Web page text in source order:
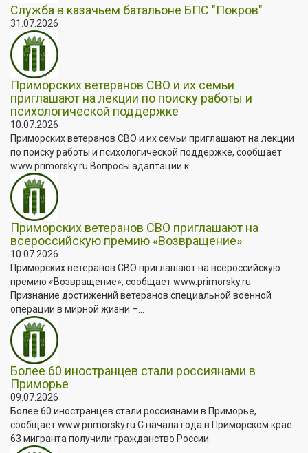
Служба в казачьем батальоне БПС "Покров"
31.07.2026
Приморских ветеранов СВО и их семьи
приглашают на лекции по поиску работы и
психологической поддержке
10.07.2026
Приморских ветеранов СВО и их семьи приглашают на лекции
по поиску работы и психологической поддержке, сообщает
www.primorsky.ru Вопросы адаптации к...
Приморских ветеранов СВО приглашают на
всероссийскую премию «Возвращение»
10.07.2026
Приморских ветеранов СВО приглашают на всероссийскую
премию «Возвращение», сообщает www.primorsky.ru
Признание достижений ветеранов специальной военной
операции в мирной жизни –...
Более 60 иностранцев стали россиянами в
Приморье
09.07.2026
Более 60 иностранцев стали россиянами в Приморье,
сообщает www.primorsky.ru С начала года в Приморском крае
63 мигранта получили гражданство России.